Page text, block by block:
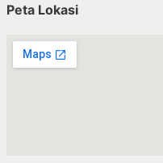
Peta Lokasi